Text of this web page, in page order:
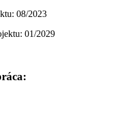
08/2023
01/2029